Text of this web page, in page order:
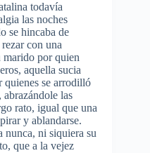
todavía
las noches
se hincaba de
con una
marido por quien
aquella sucia
quienes se arrodilló
las
rato, igual que una
y ablandarse.
nunca, ni siquiera su
que a la vejez